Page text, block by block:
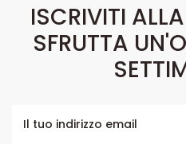
ISCRIVITI
SFRUTTA